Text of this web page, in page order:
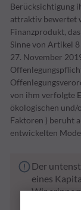
Berücksichtigung
attraktiv bewertet
Finanzprodukt,
Sinne von Artikel
27. November
von ihm verfolgte
ökologischen und/
Faktoren ) beruht
entwickelten
Der
eines
Wir